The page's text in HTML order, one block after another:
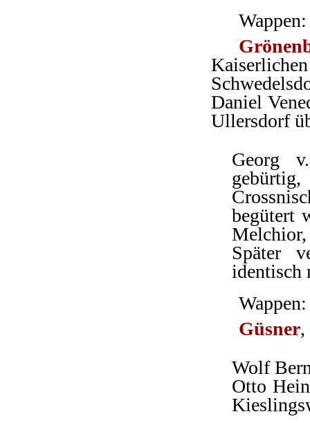
Daniel
Ullersdorf
Georg
begütert
Später
identisch
Güsner,
Wolf
Otto